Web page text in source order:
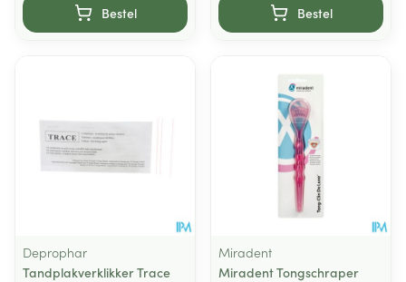
Bestel Bestel
Deprophar
Tandplakverklikker Trace
Miradent
Miradent Tongschraper